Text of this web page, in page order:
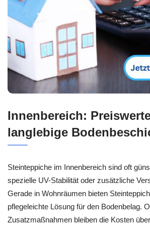
Innenbereich:
langlebige
Steinteppiche im Innenbereich sind oft
spezielle UV-Stabilität oder zusätzliche
Gerade in Wohnräumen bieten
pflegeleichte Lösung für den Bodenbelag.
Zusatzmaßnahmen bleiben die Kosten